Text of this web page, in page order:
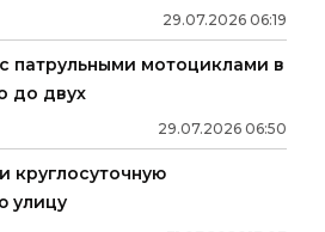
29.07.2026 06:19
патрульными мотоциклами в
до двух
29.07.2026 06:50
круглосуточную
улицу